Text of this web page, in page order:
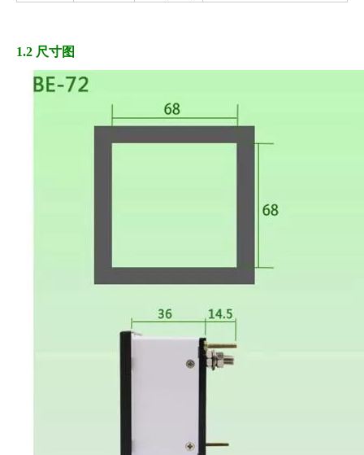
1.2 尺寸图